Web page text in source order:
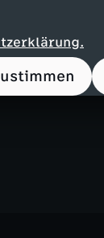
Deep-